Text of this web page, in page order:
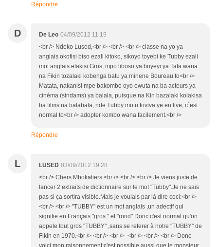
Répondre
D De Leo 04/09/2012 11:19
<br /> Ndeko Lused,<br /> <br /> <br /> classe na yo ya
anglais okotisi biso ezali kitoko, sikoyo toyebi ke Tubby ezali
mot anglais elakisi Gros, mpo liboso ya boyeyi ya Tata wana
na Fikin tozalaki kobenga batu ya minene Boureau to<br />
Matata, nakanisi mpe bakombo oyo ewuta na ba acteurs ya
cinéma (sindams) ya balala, puisque na Kin bazalaki kolakisa
ba films na balabala, nde Tubby motu toviva ye en live, c´est
normal to<br /> adopter kombo wana facilement.<br />
Répondre
L LUSED 03/09/2012 19:28
<br /> Chers Mbokatiers <br /> <br /> <br /> Je viens juste de
lancer 2 extraits de dictionnaire sur le mot "Tubby".Je ne sais
pas si ça sortira visible.Mais je voulais par là dire ceci:<br />
<br /> <br /> "TUBBY" est un mot anglais ,un adectif qui
signifie en Français "gros " et "rond".Donc c'est normal qu'on
appele tout gros "TUBBY" ,sans se referer à notre "TUBBY" de
Fikin en 1970.<br /> <br /> <br /> <br /> <br /> <br /> Donc
voici mon raisonnement:c'est possible aussi que le monsieur